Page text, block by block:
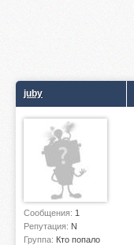
juby
Сообщения: 1
Репутация: N
Группа: Кто попало